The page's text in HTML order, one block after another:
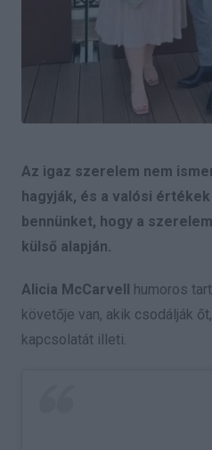
Az igaz szerelem nem
hagyják, és a valósi
bennünket, hogy a
külső alapján.
Alicia McCarvell
humoros
követője van, akik csodálják
kapcsolatát illeti.